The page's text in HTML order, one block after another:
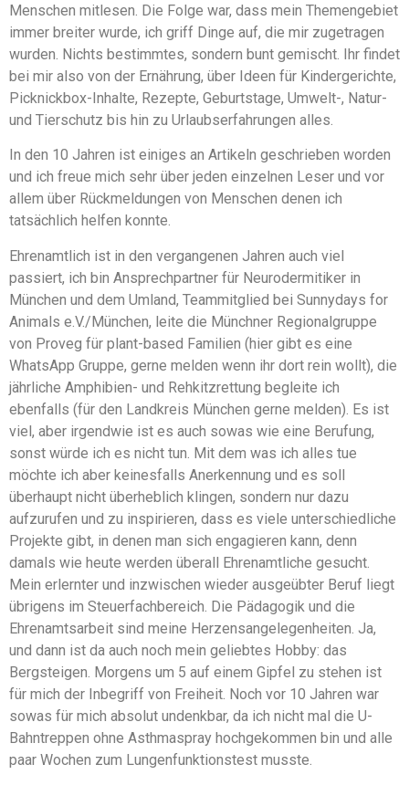
Menschen mitlesen. Die Folge war, dass mein Themengebiet
immer breiter wurde, ich griff Dinge auf, die mir zugetragen
wurden. Nichts bestimmtes, sondern bunt gemischt. Ihr findet
bei mir also von der Ernährung, über Ideen für Kindergerichte,
Picknickbox-Inhalte, Rezepte, Geburtstage, Umwelt-, Natur-
und Tierschutz bis hin zu Urlaubserfahrungen alles.
In den 10 Jahren ist einiges an Artikeln geschrieben worden
und ich freue mich sehr über jeden einzelnen Leser und vor
allem über Rückmeldungen von Menschen denen ich
tatsächlich helfen konnte.
Ehrenamtlich ist in den vergangenen Jahren auch viel
passiert, ich bin Ansprechpartner für Neurodermitiker in
München und dem Umland, Teammitglied bei Sunnydays for
Animals e.V./München, leite die Münchner Regionalgruppe
von Proveg für plant-based Familien (hier gibt es eine
WhatsApp Gruppe, gerne melden wenn ihr dort rein wollt), die
jährliche Amphibien- und Rehkitzrettung begleite ich
ebenfalls (für den Landkreis München gerne melden). Es ist
viel, aber irgendwie ist es auch sowas wie eine Berufung,
sonst würde ich es nicht tun. Mit dem was ich alles tue
möchte ich aber keinesfalls Anerkennung und es soll
überhaupt nicht überheblich klingen, sondern nur dazu
aufzurufen und zu inspirieren, dass es viele unterschiedliche
Projekte gibt, in denen man sich engagieren kann, denn
damals wie heute werden überall Ehrenamtliche gesucht.
Mein erlernter und inzwischen wieder ausgeübter Beruf liegt
übrigens im Steuerfachbereich. Die Pädagogik und die
Ehrenamtsarbeit sind meine Herzensangelegenheiten. Ja,
und dann ist da auch noch mein geliebtes Hobby: das
Bergsteigen. Morgens um 5 auf einem Gipfel zu stehen ist
für mich der Inbegriff von Freiheit. Noch vor 10 Jahren war
sowas für mich absolut undenkbar, da ich nicht mal die U-
Bahntreppen ohne Asthmaspray hochgekommen bin und alle
paar Wochen zum Lungenfunktionstest musste.